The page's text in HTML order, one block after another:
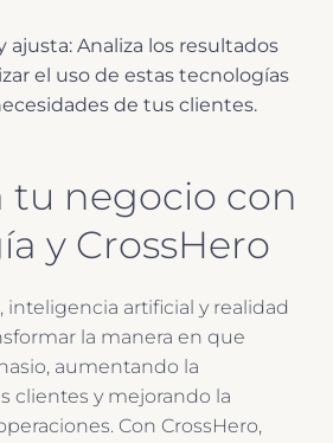
ajusta: Analiza los resultados
el uso de estas tecnologías
de tus clientes.
tu negocio con
y CrossHero
inteligencia artificial y realidad
la manera en que
aumentando la
clientes y mejorando la
Con CrossHero,